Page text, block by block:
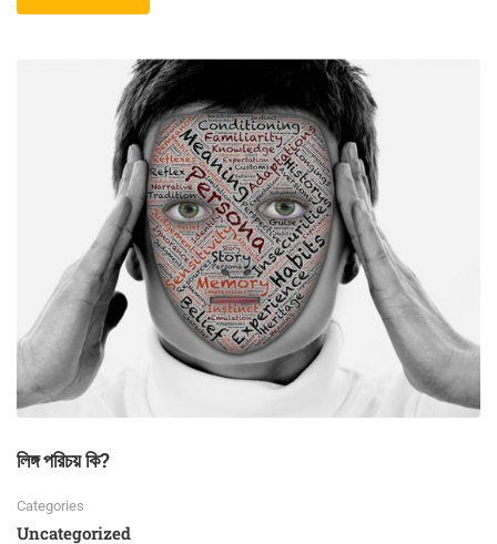
লিঙ্গ পরিচয় কি?
Categories
Uncategorized